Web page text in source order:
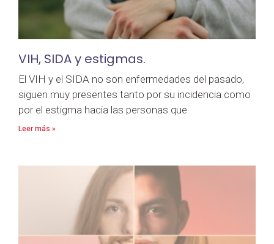
VIH, SIDA y estigmas.
El VIH y el SIDA no son enfermedades del pasado,
siguen muy presentes tanto por su incidencia como
por el estigma hacia las personas que
Leer más »